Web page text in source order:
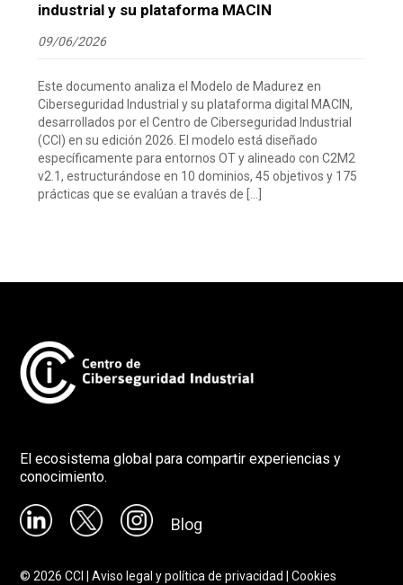
industrial y su plataforma MACIN
09/06/2026
Este documento analiza el Modelo de Madurez en
Ciberseguridad Industrial y su plataforma digital MACIN,
desarrollados por el Centro de Ciberseguridad Industrial
(CCI) en su edición 2026. El modelo está diseñado
específicamente para entornos OT y alineado con C2M2
v2.1, estructurándose en 10 dominios, 45 objetivos y 175
prácticas que se evalúan a través de […]
El ecosistema global para compartir experiencias y
conocimiento.
Blog
©2026 CCI |Aviso legal y política de privacidad |Cookies